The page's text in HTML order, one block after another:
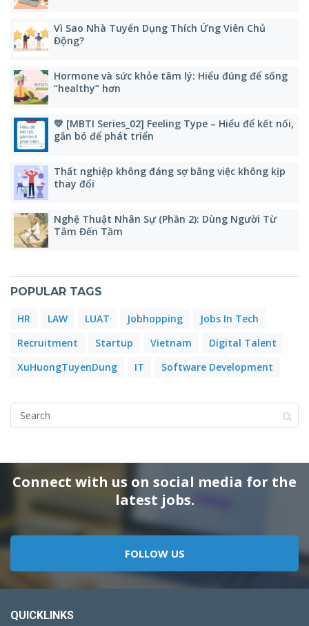
Vì Sao Nhà Tuyển Dụng Thích Ứng Viên Chủ
Động?
Hormone và sức khỏe tâm lý: Hiểu đúng để sống
“healthy” hơn
💛 [MBTI Series_02] Feeling Type – Hiểu để kết nối,
gắn bó để phát triển
Thất nghiệp không đáng sợ bằng việc không kịp
thay đổi
Nghệ Thuật Nhân Sự (Phần 2): Dùng Người Từ
Tâm Đến Tầm
POPULAR TAGS
HR LAW LUAT Jobhopping
Jobs In Tech
Recruitment
Startup Vietnam
Digital Talent
XuHuongTuyenDung
IT Software Development
Connect with us on social media for the
latest jobs.
FOLLOW US
QUICKLINKS